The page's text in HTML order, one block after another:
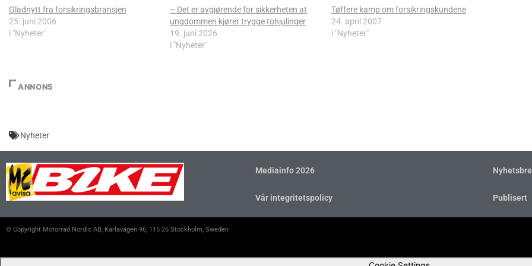
Gladnytt fra forsikringsbransjen
25. juni 2006
i "Nyheter"
– Det er avgjørende for sikkerheten at
ungdommen kjører trygge tohjulinger
19. juni 2026
i "Nyheter"
Tøffere kamp om forsikringskundene
24. april 2007
i "Nyheter"
ANNONS
Nyheter
Mediainfo 2026
Vår integritetspolicy Publisert
© Copyright Motorrad Nordic AB, Karlavägen 96, 115 26 Stockholm, Sweden